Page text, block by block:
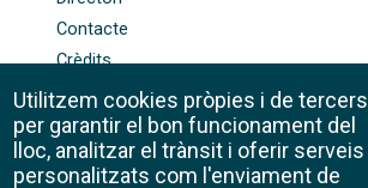
Contacte
Crèdits
Mapa web
Política de galetes
Utilitzem cookies pròpies i de tercers
per garantir el bon funcionament del
lloc, analitzar el trànsit i oferir serveis
personalitzats com l'enviament de